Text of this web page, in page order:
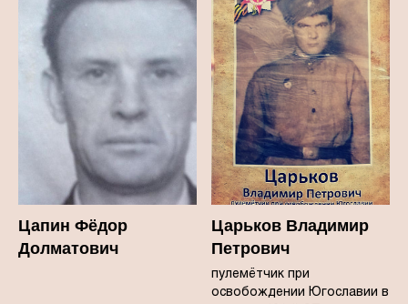
Цапин Фёдор
Долматович
Царьков Владимир
Петрович
пулемётчик при
освобождении Югославии в